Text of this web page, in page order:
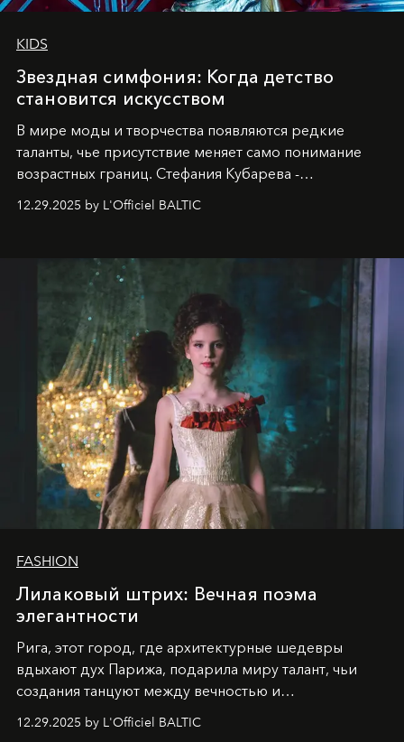
KIDS
Звездная симфония: Когда детство
становится искусством
В мире моды и творчества появляются редкие
таланты, чье присутствие меняет само понимание
возрастных границ. Стефания Кубарева -
десятилетняя обладательница невероятной
харизмы, чье имя уже украшает обложки
2025
и LUXIA June 2025, представляет собой
уникальное явление современной культуры.
12.29.2025 by L'Officiel BALTIC
FASHION
Лилаковый штрих: Вечная поэма
элегантности
Рига, этот город, где архитектурные шедевры
вдыхают дух Парижа, подарила миру талант, чьи
создания танцуют между вечностью и
современностью.
12.29.2025 by L'Officiel BALTIC